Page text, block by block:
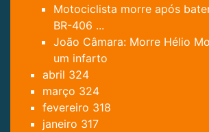
Motociclista morre após
BR-406 ...
João Câmara: Morre Hélio
um infarto
abril 324
março 324
fevereiro 318
janeiro 317